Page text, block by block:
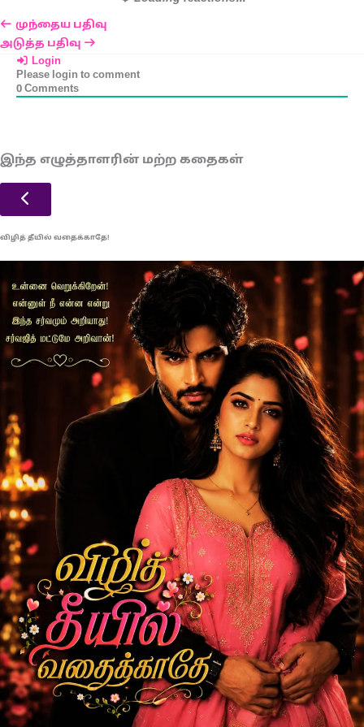
முந்தைய பதிவு
அடுத்த பதிவு
Login
Please login to comment
0Comments
இந்த எழுத்தாளரின் மற்ற கதைகள்
விழித் தீயில் வதைக்காதே!